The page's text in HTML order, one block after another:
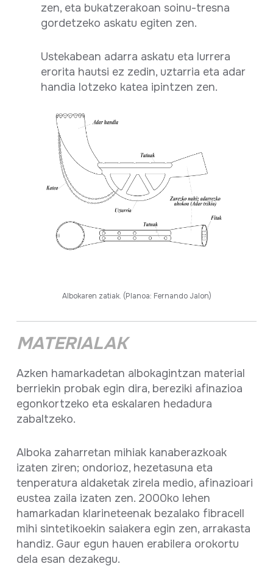
zen, eta bukatzerakoan soinu-tresna
gordetzeko askatu egiten zen.
Ustekabean adarra askatu eta lurrera
erorita hautsi ez zedin, uztarria eta adar
handia lotzeko katea ipintzen zen.
Albokaren zatiak. (Planoa: Fernando Jalon)
MATERIALAK
Azken hamarkadetan albokagintzan material
berriekin probak egin dira, bereziki afinazioa
egonkortzeko eta eskalaren hedadura
zabaltzeko.
Alboka zaharretan mihiak kanaberazkoak
izaten ziren; ondorioz, hezetasuna eta
tenperatura aldaketak zirela medio, afinazioari
eustea zaila izaten zen. 2000ko lehen
hamarkadan klarineteenak bezalako fibracell
mihi sintetikoekin saiakera egin zen, arrakasta
handiz. Gaur egun hauen erabilera orokortu
dela esan dezakegu.